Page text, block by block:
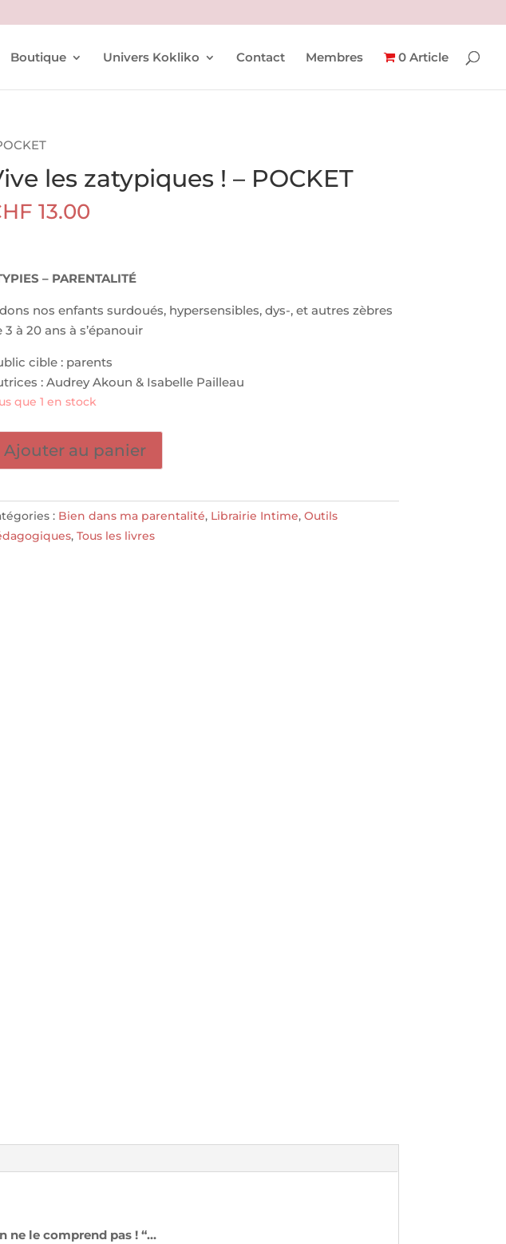
Boutique Univers Kokliko Contact Membres 0 Article
les zatypiques ! – POCKET
13.00
– PARENTALITÉ
nos enfants surdoués, hypersensibles, dys-, et autres zèbres
3 à 20 ans à s’épanouir
cible : parents
: Audrey Akoun & Isabelle Pailleau
que 1 en stock
Ajouter au panier
: Bien dans ma parentalité, Librairie Intime, Outils
, Tous les livres
ne le comprend pas ! “…